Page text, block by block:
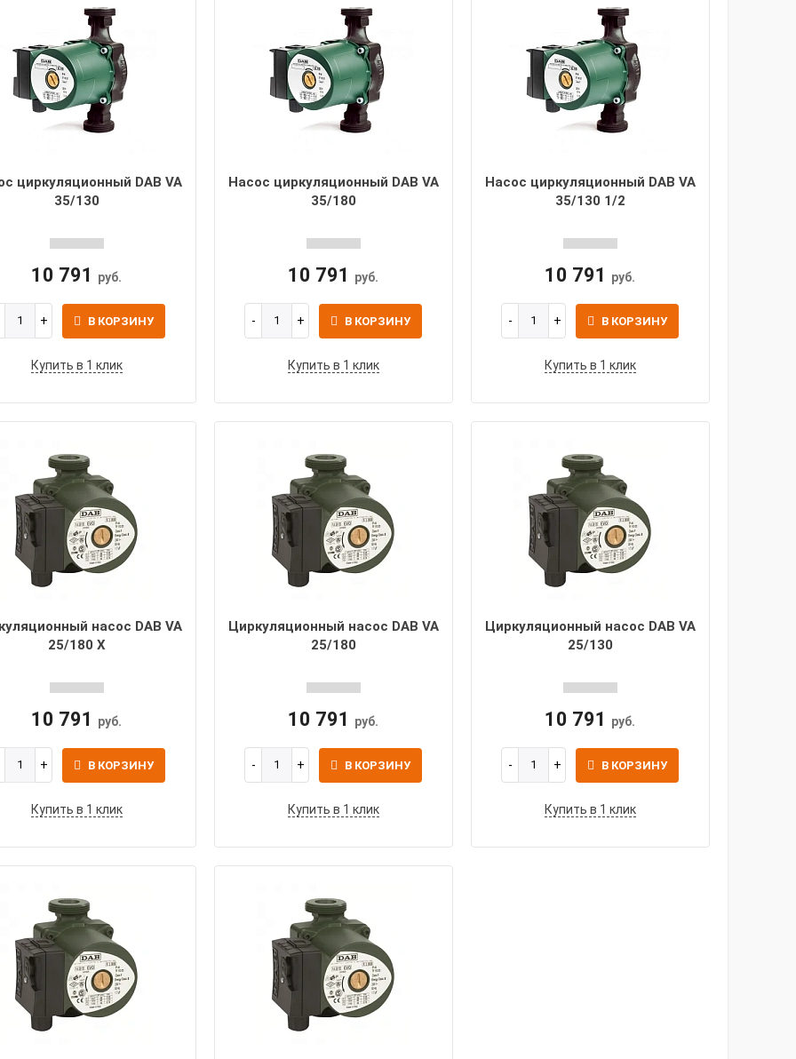
циркуляционный DAB VA
35/130
10 791 руб.
В КОРЗИНУ
Купить в 1 клик
Насос циркуляционный DAB VA
35/180
10 791 руб.
В КОРЗИНУ
Купить в 1 клик
Насос циркуляционный DAB VA
35/130 1/2
10 791 руб.
В КОРЗИНУ
Купить в 1 клик
насос DAB VA
25/180 X
10 791 руб.
В КОРЗИНУ
Купить в 1 клик
Циркуляционный насос DAB VA
25/180
10 791 руб.
В КОРЗИНУ
Купить в 1 клик
Циркуляционный насос DAB VA
25/130
10 791 руб.
В КОРЗИНУ
Купить в 1 клик